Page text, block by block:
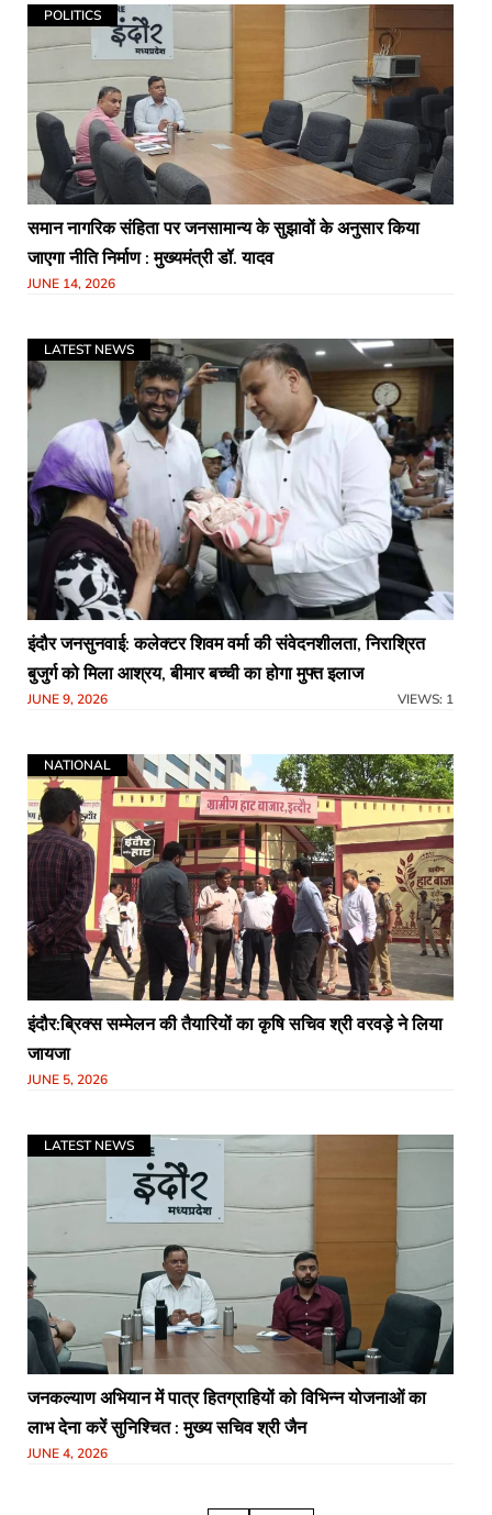
POLITICS
समान नागरिक संहिता पर जनसामान्य के सुझावों के अनुसार किया
जाएगा नीति निर्माण : मुख्यमंत्री डॉ. यादव
JUNE 14, 2026
LATEST NEWS
इंदौर जनसुनवाई: कलेक्टर शिवम वर्मा की संवेदनशीलता, निराश्रित
बुजुर्ग को मिला आश्रय, बीमार बच्ची का होगा मुफ्त इलाज
JUNE 9, 2026 VIEWS: 1
NATIONAL
इंदौर:ब्रिक्स सम्मेलन की तैयारियों का कृषि सचिव श्री वरवड़े ने लिया
जायजा
JUNE 5, 2026
LATEST NEWS
जनकल्याण अभियान में पात्र हितग्राहियों को विभिन्न योजनाओं का
लाभ देना करें सुनिश्चित : मुख्य सचिव श्री जैन
JUNE 4, 2026